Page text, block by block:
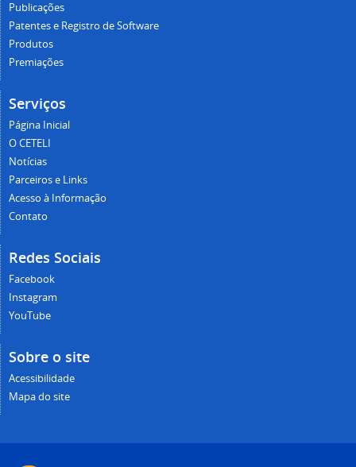
Publicações
Patentes e Registro de Software
Produtos
Premiações
Serviços
Página Inicial
O CETELI
Notícias
Parceiros e Links
Acesso à Informação
Contato
Redes Sociais
Facebook
Instagram
YouTube
Sobre o site
Acessibilidade
Mapa do site